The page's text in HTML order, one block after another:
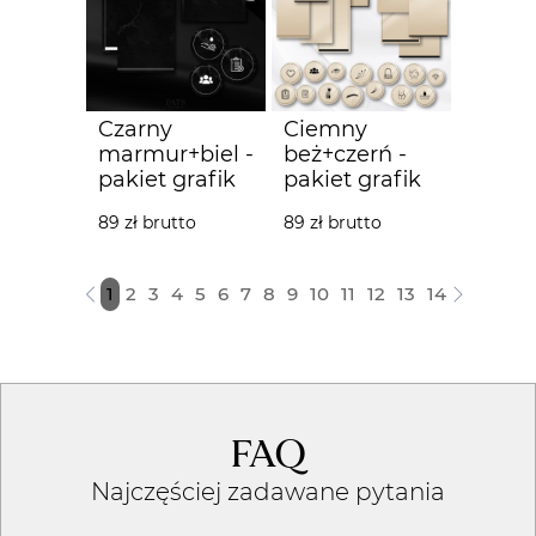
Czarny
marmur+biel -
pakiet grafik
89 zł brutto
Ciemny
beż+czerń -
pakiet grafik
89 zł brutto
1 2 3 4 5 6 7 8 9 10 11 12 13 14
FAQ
Najczęściej zadawane pytania